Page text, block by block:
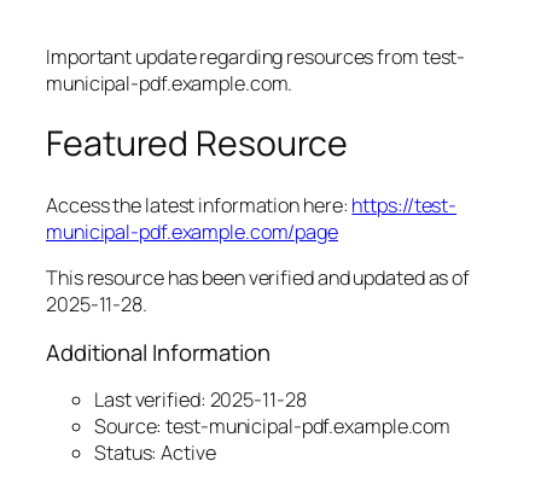
Important update regarding resources from test-
municipal-pdf.example.com.
Featured Resource
Access the latest information here: https://test-
municipal-pdf.example.com/page
This resource has been verified and updated as of
2025-11-28.
Additional Information
Last verified: 2025-11-28
Source: test-municipal-pdf.example.com
Status: Active